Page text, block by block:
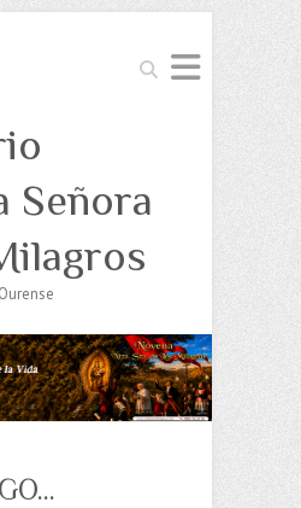
Buscar
Señora